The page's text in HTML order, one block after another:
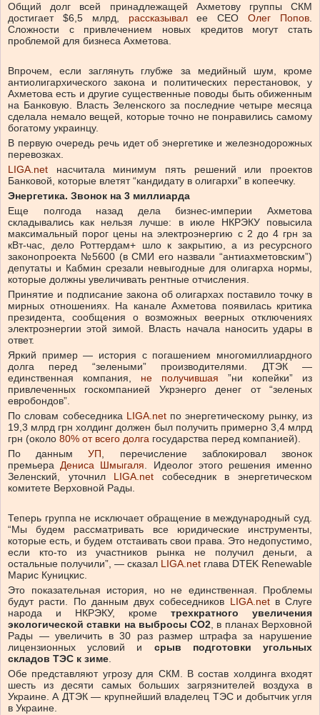
Общий долг всей принадлежащей Ахметову группы СКМ
достигает $6,5 млрд, рассказывалее CEOОлег Попов.
Сложности с привлечением новых кредитов могут стать
проблемой для бизнеса Ахметова.
Впрочем, если заглянуть глубже за медийный шум, кроме
антиолигархического закона и политических перестановок, у
Ахметова есть и другие существенные поводы быть обиженным
на Банковую. Власть Зеленского за последние четыре месяца
сделала немало вещей, которые точно не понравились самому
богатому украинцу.
В первую очередь речь идет об энергетике и железнодорожных
перевозках.
LIGA.net насчитала минимум пять решений или проектов
Банковой, которые влетят “кандидату в олигархи” в копеечку.
Энергетика. Звонок на 3 миллиарда
Еще полгода назад дела бизнес-империи Ахметова
складывались как нельзя лучше: в июле НКРЭКУ повысила
максимальный порог цены на электроэнергию с 2 до 4 грн за
кВт-час, дело Роттердам+ шло к закрытию, а из ресурсного
законопроекта №5600 (в СМИ его назвали “антиахметовским”)
депутаты и Кабмин срезали невыгодные для олигарха нормы,
которые должны увеличивать рентные отчисления.
Принятие и подписание закона об олигархах поставило точку в
мирных отношениях. На канале Ахметова появилась критика
президента, сообщения о возможных веерных отключениях
электроэнергии этой зимой. Власть начала наносить удары в
ответ.
Яркий пример — история с погашением многомиллиардного
долга перед “зелеными” производителями. ДТЭК —
единственная компания, не получившая ”ни копейки” из
привлеченных госкомпанией Укрэнерго денег от “зеленых
евробондов”.
По словам собеседника LIGA.netпо энергетическому рынку, из
19,3 млрд грн холдинг должен был получить примерно 3,4 млрд
грн (около 80% от всего долга государства перед компанией).
По даннымУП, перечисление заблокировал звонок
премьераДениса Шмыгаля. Идеолог этого решения именно
Зеленский, уточнил LIGA.net собеседник в энергетическом
комитете Верховной Рады.
Теперь группа не исключает обращение в международный суд.
“Мы будем рассматривать все юридические инструменты,
которые есть, и будем отстаивать свои права. Это недопустимо,
если кто-то из участников рынка не получил деньги, а
остальные получили”, — сказал LIGA.net глава DTEK Renewable
Марис Куницкис.
Это показательная история, но не единственная. Проблемы
будут расти. По данным двух собеседников LIGA.netв Слуге
народа и НКРЭКУ, кроме трехкратного увеличения
экологической ставки на выбросы СО2, в планах Верховной
Рады — увеличить в 30 раз размер штрафа за нарушение
лицензионных условий и срыв подготовки угольных
складов ТЭС к зиме.
Обе представляют угрозу для СКМ. В состав холдинга входят
шесть из десяти самых больших загрязнителей воздуха в
Украине. А ДТЭК — крупнейший владелец ТЭС и добытчик угля
в Украине.